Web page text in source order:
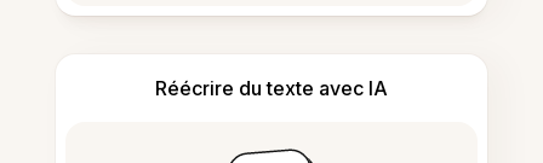
Réécrire du texte avec IA